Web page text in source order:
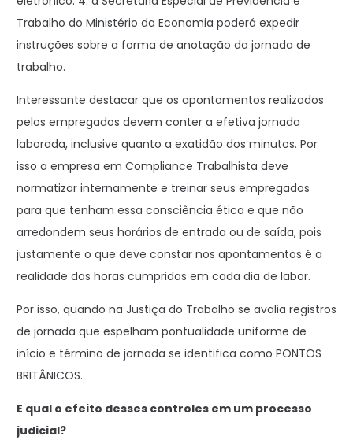
Trabalho do Ministério da Economia poderá expedir
instruções sobre a forma de anotação da jornada de
trabalho.
Interessante destacar que os apontamentos realizados
pelos empregados devem conter a efetiva jornada
laborada, inclusive quanto a exatidão dos minutos. Por
isso a empresa em Compliance Trabalhista deve
normatizar internamente e treinar seus empregados
para que tenham essa consciência ética e que não
arredondem seus horários de entrada ou de saída, pois
justamente o que deve constar nos apontamentos é a
realidade das horas cumpridas em cada dia de labor.
Por isso, quando na Justiça do Trabalho se avalia registros
de jornada que espelham pontualidade uniforme de
início e término de jornada se identifica como PONTOS
BRITÂNICOS.
E qual o efeito desses controles em um processo
judicial?